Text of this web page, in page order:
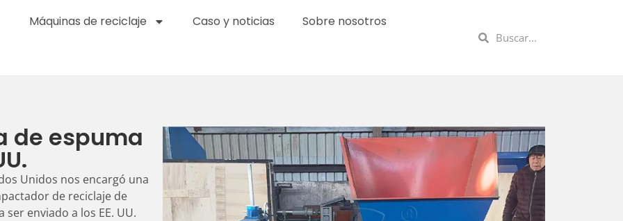
Máquinas de reciclaje Caso y noticias Sobre nosotros
de espuma
Unidos nos encargó una
de reciclaje de
enviado a los EE. UU.